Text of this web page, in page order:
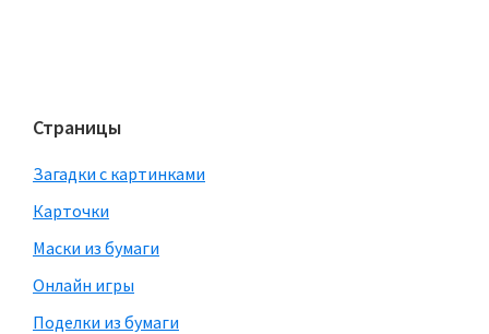
Страницы
Загадки с картинками
Карточки
Маски из бумаги
Онлайн игры
Поделки из бумаги